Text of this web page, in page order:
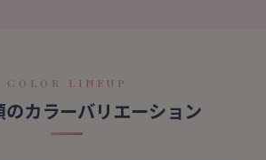
COLOR LINEUP
カラーバリエーション